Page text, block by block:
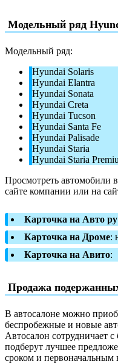
Модельный ряд
Модельный ряд:
Hyundai Solaris
Hyundai Elantra
Hyundai Sonata
Hyundai Creta
Hyundai Tucson
Hyundai Santa Fe
Hyundai Palisade
Hyundai Staria
Hyundai Staria
Просмотреть автомобили
сайте компании или на
Карточка на Авто ру
Карточка на Дроме:
Карточка на Авито:
Продажа
В автосалоне можно
беспробежные и новые
Автосалон сотрудничает
подберут лучшее
сроком и первоначальным